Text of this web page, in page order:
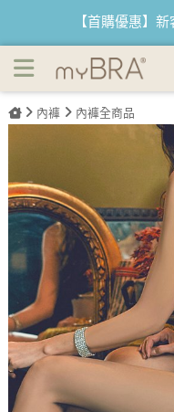
美尻呵護 蕾絲透氣低腰
【首購優惠】
【夏日滿額贈】
【父親節快
內褲 內褲全商品